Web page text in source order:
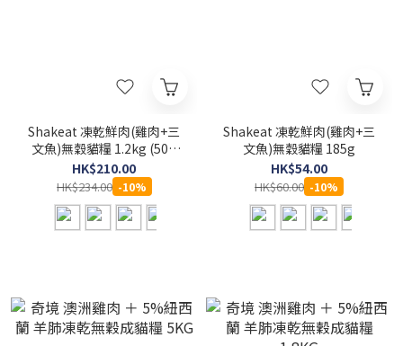
Shakeat 凍乾鮮肉(雞肉+三
文魚)無穀貓糧 1.2kg (50g
X24小包)
HK$210.00
HK$234.00 -10%
Shakeat 凍乾鮮肉(雞肉+三
文魚)無穀貓糧 185g
HK$54.00
HK$60.00 -10%